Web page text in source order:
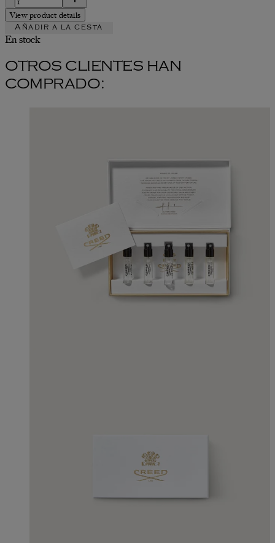
View product details
Añadir a la cesta
En stock
OTROS CLIENTES HAN
COMPRADO: